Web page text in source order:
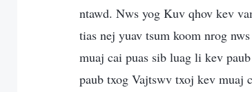
ntawd. Nws yog Kuv qhov kev
tias nej yuav tsum koom nrog
muaj cai puas sib luag li kev
paub txog Vajtswv txoj kev muaj